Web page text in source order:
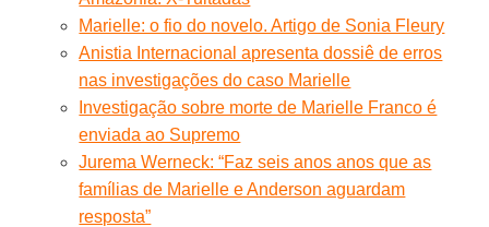
Marielle: o fio do novelo. Artigo de Sonia Fleury
Anistia Internacional apresenta dossiê de erros
nas investigações do caso Marielle
Investigação sobre morte de Marielle Franco é
enviada ao Supremo
Jurema Werneck: “Faz seis anos anos que as
famílias de Marielle e Anderson aguardam
resposta”